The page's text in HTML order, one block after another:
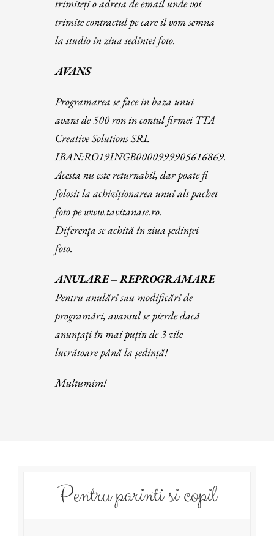
trimiteți o adresa de email unde voi
trimite contractul pe care il vom semna
la studio in ziua sedintei foto.
AVANS
Programarea se face în baza unui
avans de 500 ron in contul firmei TTA
Creative Solutions SRL
IBAN:RO19INGB0000999905616869.
Acesta nu este returnabil, dar poate fi
folosit la achiziționarea unui alt pachet
foto pe www.tavitanase.ro.
Diferența se achită în ziua ședinței
foto.
ANULARE – REPROGRAMARE
Pentru anulări sau modificări de
programări, avansul se pierde dacă
anunțați în mai puțin de 3 zile
lucrătoare până la ședință!
Multumim!
Pentru parinti si copil